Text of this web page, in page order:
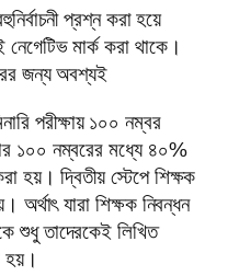
প্রশ্ন করা হয়ে
মার্ক করা থাকে।
জন্য অবশ্যই
পরীক্ষায় ১০০ নম্বর
১০০ নম্বরের মধ্যে ৪০%
হয়। দ্বিতীয় স্টেপে শিক্ষক
অর্থাৎ যারা শিক্ষক নিবন্ধন
শুধু তাদেরকেই লিখিত
হয়।